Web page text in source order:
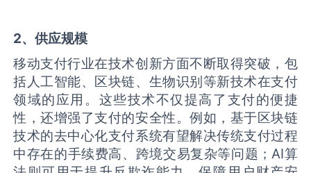
2、供应规模
移动支付行业在技术创新方面不断取得突破，包
括人工智能、区块链、生物识别等新技术在支付
领域的应用。这些技术不仅提高了支付的便捷
性，还增强了支付的安全性。例如，基于区块链
技术的去中心化支付系统有望解决传统支付过程
中存在的手续费高、跨境交易复杂等问题；AI算